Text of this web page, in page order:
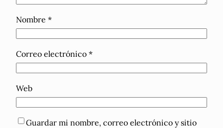
Nombre *
Correo electrónico *
Web
Guardar mi nombre, correo electrónico y sitio